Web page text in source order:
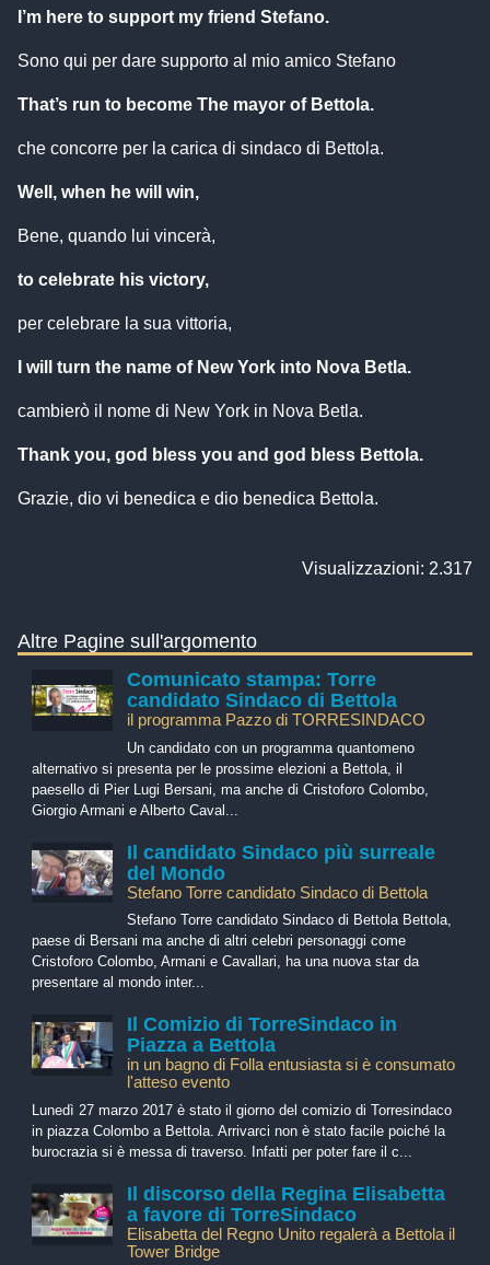
I’m here to support my friend Stefano.
Sono qui per dare supporto al mio amico Stefano
That’s run to become The mayor of Bettola.
che concorre per la carica di sindaco di Bettola.
Well, when he will win,
Bene, quando lui vincerà,
to celebrate his victory,
per celebrare la sua vittoria,
I will turn the name of New York into Nova Betla.
cambierò il nome di New York in Nova Betla.
Thank you, god bless you and god bless Bettola.
Grazie, dio vi benedica e dio benedica Bettola.
Visualizzazioni: 2.317
Altre Pagine sull'argomento
Comunicato stampa: Torre
candidato Sindaco di Bettola
il programma Pazzo di TORRESINDACO
Un candidato con un programma quantomeno
alternativo si presenta per le prossime elezioni a Bettola, il
paesello di Pier Lugi Bersani, ma anche di Cristoforo Colombo,
Giorgio Armani e Alberto Caval...
Il candidato Sindaco più surreale
del Mondo
Stefano Torre candidato Sindaco di Bettola
Stefano Torre candidato Sindaco di Bettola Bettola,
paese di Bersani ma anche di altri celebri personaggi come
Cristoforo Colombo, Armani e Cavallari, ha una nuova star da
presentare al mondo inter...
Il Comizio di TorreSindaco in
Piazza a Bettola
in un bagno di Folla entusiasta si è consumato
l'atteso evento
Lunedì 27 marzo 2017 è stato il giorno del comizio di Torresindaco
in piazza Colombo a Bettola. Arrivarci non è stato facile poiché la
burocrazia si è messa di traverso. Infatti per poter fare il c...
Il discorso della Regina Elisabetta
a favore di TorreSindaco
Elisabetta del Regno Unito regalerà a Bettola il
Tower Bridge